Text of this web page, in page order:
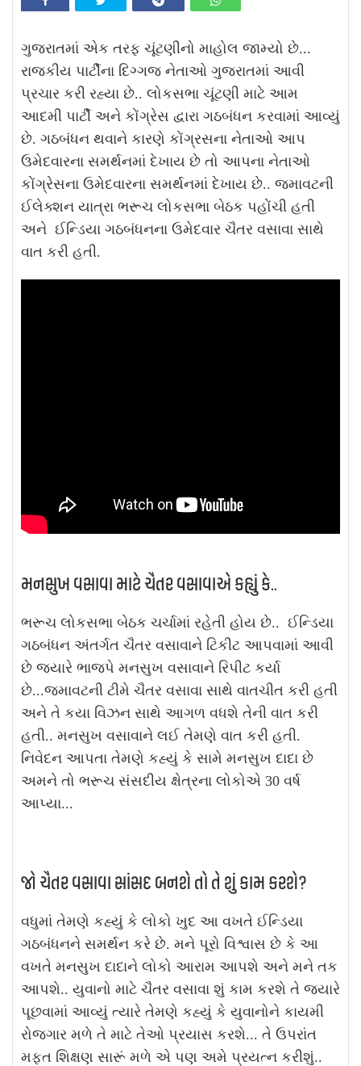
ગુજરાતમાં એક તરફ ચૂંટણીનો માહોલ જામ્યો છે...
રાજકીય પાર્ટીના દિગ્ગજ નેતાઓ ગુજરાતમાં આવી
પ્રચાર કરી રહ્યા છે.. લોકસભા ચૂંટણી માટે આમ
આદમી પાર્ટી અને કોંગ્રેસ દ્વારા ગઠબંધન કરવામાં આવ્યું
છે. ગઠબંધન થવાને કારણે કોંગ્રસના નેતાઓ આપ
ઉમેદવારના સમર્થનમાં દેખાય છે તો આપના નેતાઓ
કોંગ્રેસના ઉમેદવારના સમર્થનમાં દેખાય છે.. જમાવટની
ઈલેક્શન યાત્રા ભરૂચ લોકસભા બેઠક પહોંચી હતી
અને ઈન્ડિયા ગઠબંધનના ઉમેદવાર ચૈતર વસાવા સાથે
વાત કરી હતી.
મનસુખ વસાવા માટે ચૈતર વસાવાએ કહ્યું કે..
ભરૂચ લોકસભા બેઠક ચર્ચામાં રહેતી હોય છે.. ઈન્ડિયા
ગઠબંધન અંતર્ગત ચૈતર વસાવાને ટિકીટ આપવામાં આવી
છે જ્યારે ભાજપે મનસુખ વસાવાને રિપીટ કર્યા
છે...જમાવટની ટીમે ચૈતર વસાવા સાથે વાતચીત કરી હતી
અને તે કયા વિઝન સાથે આગળ વધશે તેની વાત કરી
હતી.. મનસુખ વસાવાને લઈ તેમણે વાત કરી હતી.
નિવેદન આપતા તેમણે કહ્યું કે સામે મનસુખ દાદા છે
અમને તો ભરૂચ સંસદીય ક્ષેત્રના લોકોએ 30 વર્ષ
આપ્યા...
જો ચૈતર વસાવા સાંસદ બનશે તો તે શું કામ કરશે?
વધુમાં તેમણે કહ્યું કે લોકો ખુદ આ વખતે ઈન્ડિયા
ગઠબંધનને સમર્થન કરે છે. મને પૂરો વિશ્વાસ છે કે આ
વખતે મનસુખ દાદાને લોકો આરામ આપશે અને મને તક
આપશે.. યુવાનો માટે ચૈતર વસાવા શું કામ કરશે તે જ્યારે
પૂછવામાં આવ્યું ત્યારે તેમણે કહ્યું કે યુવાનોને કાયમી
રોજગાર મળે તે માટે તેઓ પ્રયાસ કરશે... તે ઉપરાંત
મફત શિક્ષણ સારૂં મળે એ પણ અમે પ્રયત્ન કરીશું..